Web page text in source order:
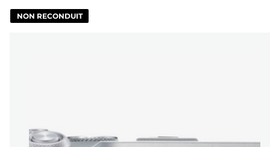
NON RECONDUIT